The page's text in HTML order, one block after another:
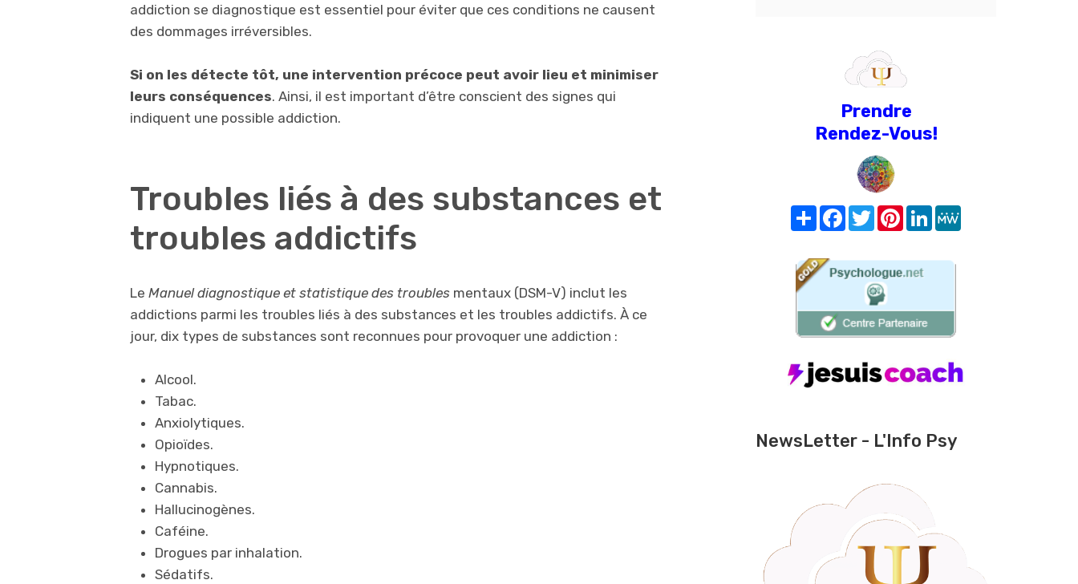
addiction se diagnostique est essentiel pour éviter que ces conditions ne causent
des dommages irréversibles.
Si on les détecte tôt, une intervention précoce peut avoir lieu et minimiser
leurs conséquences. Ainsi, il est important d’être conscient des signes qui
indiquent une possible addiction.
Troubles liés à des substances et
troubles addictifs
Le Manuel diagnostique et statistique des troubles mentaux (DSM-V) inclut les
addictions parmi les troubles liés à des substances et les troubles addictifs. À ce
jour, dix types de substances sont reconnues pour provoquer une addiction :
Alcool.
Tabac.
Anxiolytiques.
Opioïdes.
Hypnotiques.
Cannabis.
Hallucinogènes.
Caféine.
Drogues par inhalation.
Sédatifs.
Prendre
Rendez-Vous!
Share FacebookTwitterPinterest
LinkedIn
NewsLetter - L'Info Psy